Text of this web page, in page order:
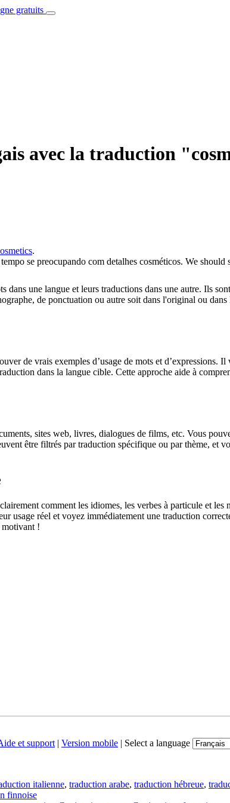
gratuits
avec la traduction
.
se preocupando com detalhes cosméticos. We should
une langue et leurs traductions dans une autre. Ils
de ponctuation ou autre soit dans l'original ou
de vrais exemples d’usage de mots et d’expressions.
dans la langue cible. Cette approche aide à
sites web, livres, dialogues de films, etc. Vous
être filtrés par traduction spécifique ou par thème, et
comment les idiomes, les verbes à particule et les
usage réel et voyez immédiatement une traduction
motivant !
et support | Version mobile | Select a language
italienne, traduction arabe, traduction hébreue,
finnoise